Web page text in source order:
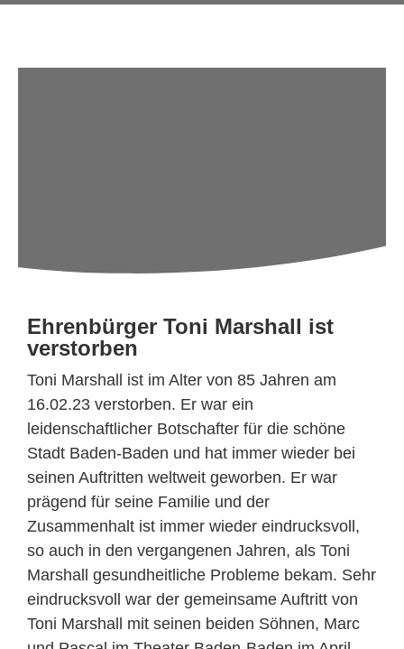
Ehrenbürger Toni Marshall ist
verstorben
Toni Marshall ist im Alter von 85 Jahren am
16.02.23 verstorben. Er war ein
leidenschaftlicher Botschafter für die schöne
Stadt Baden-Baden und hat immer wieder bei
seinen Auftritten weltweit geworben. Er war
prägend für seine Familie und der
Zusammenhalt ist immer wieder eindrucksvoll,
so auch in den vergangenen Jahren, als Toni
Marshall gesundheitliche Probleme bekam. Sehr
eindrucksvoll war der gemeinsame Auftritt von
Toni Marshall mit seinen beiden Söhnen, Marc